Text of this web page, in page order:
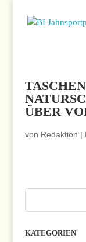
ÜBER
von Redaktion |
KATEGORIEN